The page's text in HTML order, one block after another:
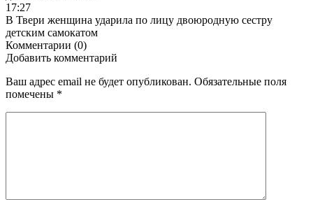
17:27
В Твери женщина ударила по лицу двоюродную сестру
детским самокатом
Комментарии (0)
Добавить комментарий
Ваш адрес email не будет опубликован. Обязательные поля
помечены *